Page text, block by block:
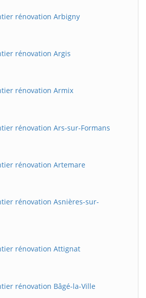
rénovation Arbigny
rénovation Argis
rénovation Armix
rénovation Ars-sur-Formans
rénovation Artemare
rénovation Asnières-sur-
rénovation Attignat
rénovation Bâgé-la-Ville